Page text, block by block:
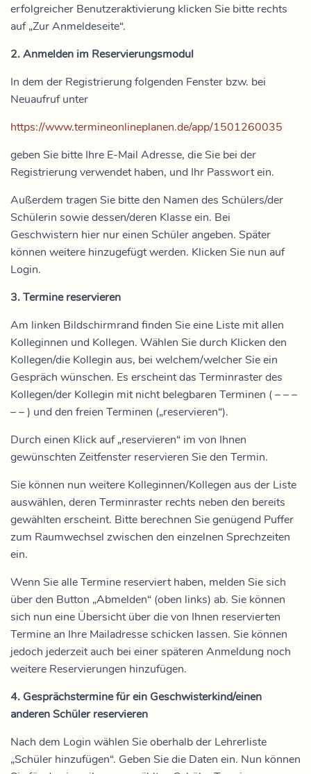
erfolgreicher Benutzeraktivierung klicken Sie bitte rechts
auf „Zur Anmeldeseite“.
2. Anmelden im Reservierungsmodul
In dem der Registrierung folgenden Fenster bzw. bei
Neuaufruf unter
https://www.termineonlineplanen.de/app/1501260035
geben Sie bitte Ihre E-Mail Adresse, die Sie bei der
Registrierung verwendet haben, und Ihr Passwort ein.
Außerdem tragen Sie bitte den Namen des Schülers/der
Schülerin sowie dessen/deren Klasse ein. Bei
Geschwistern hier nur einen Schüler angeben. Später
können weitere hinzugefügt werden. Klicken Sie nun auf
Login.
3. Termine reservieren
Am linken Bildschirmrand finden Sie eine Liste mit allen
Kolleginnen und Kollegen. Wählen Sie durch Klicken den
Kollegen/die Kollegin aus, bei welchem/welcher Sie ein
Gespräch wünschen. Es erscheint das Terminraster des
Kollegen/der Kollegin mit nicht belegbaren Terminen ( – – –
– – ) und den freien Terminen („reservieren“).
Durch einen Klick auf „reservieren“ im von Ihnen
gewünschten Zeitfenster reservieren Sie den Termin.
Sie können nun weitere Kolleginnen/Kollegen aus der Liste
auswählen, deren Terminraster rechts neben den bereits
gewählten erscheint. Bitte berechnen Sie genügend Puffer
zum Raumwechsel zwischen den einzelnen Sprechzeiten
ein.
Wenn Sie alle Termine reserviert haben, melden Sie sich
über den Button „Abmelden“ (oben links) ab. Sie können
sich nun eine Übersicht über die von Ihnen reservierten
Termine an Ihre Mailadresse schicken lassen. Sie können
jedoch jederzeit auch bei einer späteren Anmeldung noch
weitere Reservierungen hinzufügen.
4. Gesprächstermine für ein Geschwisterkind/einen
anderen Schüler reservieren
Nach dem Login wählen Sie oberhalb der Lehrerliste
„Schüler hinzufügen“. Geben Sie die Daten ein. Nun können